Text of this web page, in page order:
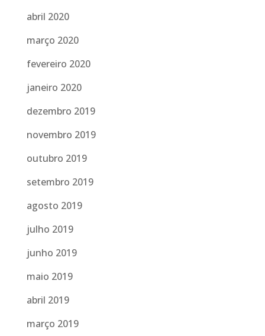
abril 2020
março 2020
fevereiro 2020
janeiro 2020
dezembro 2019
novembro 2019
outubro 2019
setembro 2019
agosto 2019
julho 2019
junho 2019
maio 2019
abril 2019
março 2019